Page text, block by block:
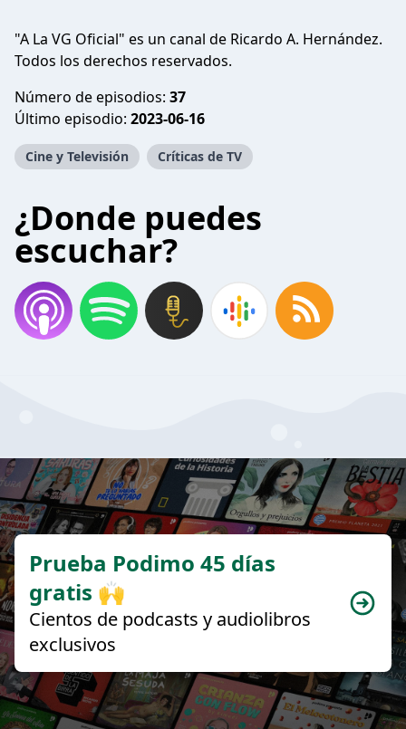
"A La VG Oficial" es un canal de Ricardo A. Hernández.
Todos los derechos reservados.
Número de episodios: 37
Último episodio: 2023-06-16
Cine y Televisión Críticas de TV
¿Donde puedes
escuchar?
Prueba Podimo 45 días
gratis 🙌
Cientos de podcasts y audiolibros
exclusivos